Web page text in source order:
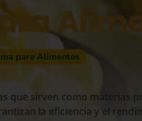
para Alimentos
que sirven como materias
la eficiencia y el